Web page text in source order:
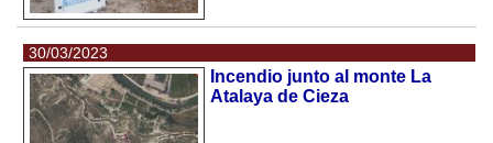
30/03/2023
Incendio junto al monte La
Atalaya de Cieza